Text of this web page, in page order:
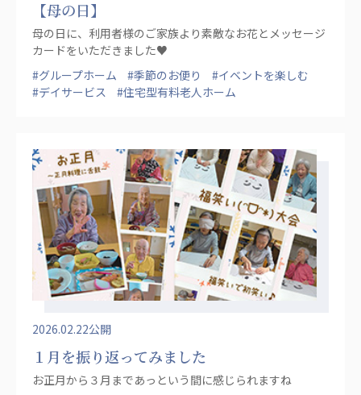
【母の日】
母の日に、利用者様のご家族より素敵なお花とメッセージ
カードをいただきました♥
#グループホーム
#季節のお便り
#イベントを楽しむ
#デイサービス
#住宅型有料老人ホーム
2026.02.22公開
１月を振り返ってみました
お正月から３月まであっという間に感じられますね